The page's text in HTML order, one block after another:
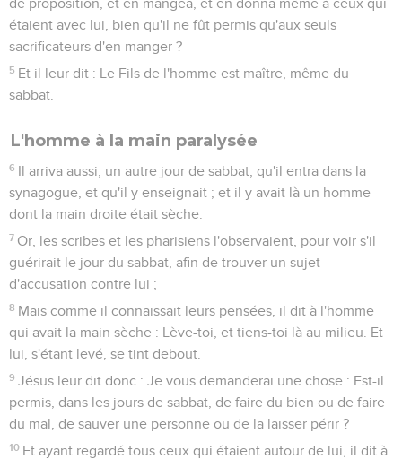
de proposition, et en mangea, et en donna même à ceux qui
étaient avec lui, bien qu'il ne fût permis qu'aux seuls
sacrificateurs d'en manger ?
5 Et il leur dit : Le Fils de l'homme est maître, même du
sabbat.
L'homme à la main paralysée
6 Il arriva aussi, un autre jour de sabbat, qu'il entra dans la
synagogue, et qu'il y enseignait ; et il y avait là un homme
dont la main droite était sèche.
7 Or, les scribes et les pharisiens l'observaient, pour voir s'il
guérirait le jour du sabbat, afin de trouver un sujet
d'accusation contre lui ;
8 Mais comme il connaissait leurs pensées, il dit à l'homme
qui avait la main sèche : Lève-toi, et tiens-toi là au milieu. Et
lui, s'étant levé, se tint debout.
9 Jésus leur dit donc : Je vous demanderai une chose : Est-il
permis, dans les jours de sabbat, de faire du bien ou de faire
du mal, de sauver une personne ou de la laisser périr ?
10 Et ayant regardé tous ceux qui étaient autour de lui, il dit à